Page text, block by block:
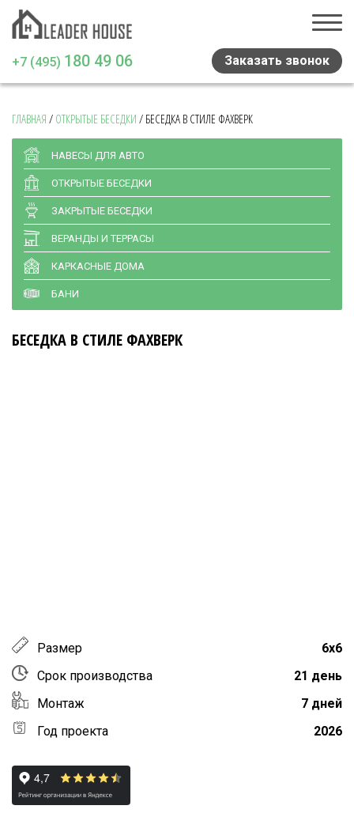
+7 (495) 180 49 06 Заказать звонок
Главная
Проекты домов
Навесы и беседки
Медиа
Отзывы
Статьи
ГЛАВНАЯ / ОТКРЫТЫЕ БЕСЕДКИ / БЕСЕДКА В СТИЛЕ ФАХВЕРК
НАВЕСЫ ДЛЯ АВТО
ОТКРЫТЫЕ БЕСЕДКИ
ЗАКРЫТЫЕ БЕСЕДКИ
ВЕРАНДЫ И ТЕРРАСЫ
КАРКАСНЫЕ ДОМА
БАНИ
БЕСЕДКА В СТИЛЕ ФАХВЕРК
Размер
6х6
Срок производства
21 день
Монтаж
7 дней
Год проекта
2026